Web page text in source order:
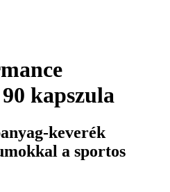
kapszula
keverék
a sportos